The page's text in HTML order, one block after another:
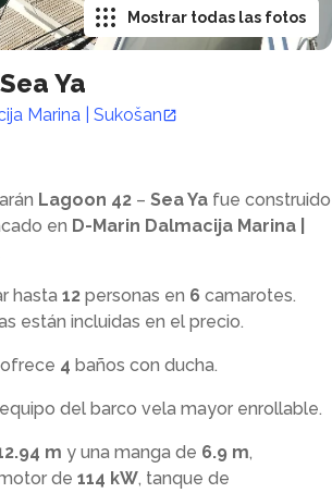
Sea Ya
Marina | Sukošan
Mostrar todas las fotos
Lagoon 42 – Sea Ya fue construido
en D-Marin Dalmacija Marina |
hasta 12 personas en 6 camarotes.
están incluidas en el precio.
ofrece 4 baños con ducha.
del barco vela mayor enrollable.
m y una manga de 6.9 m,
de 114 kW, tanque de